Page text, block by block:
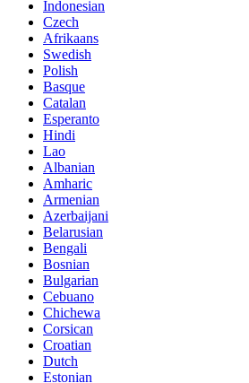
Indonesian
Czech
Afrikaans
Swedish
Polish
Basque
Catalan
Esperanto
Hindi
Lao
Albanian
Amharic
Armenian
Azerbaijani
Belarusian
Bengali
Bosnian
Bulgarian
Cebuano
Chichewa
Corsican
Croatian
Dutch
Estonian